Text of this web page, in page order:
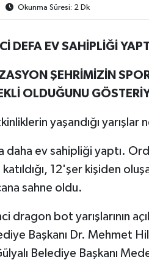
Okunma Süresi: 2 Dk
DEFA EV SAHİPLİĞİ YAPTI
ŞEHRİMİZİN
OLDUĞUNU
yaşandığı yarışlar
daha ev sahipliği yaptı.
12'şer kişiden
sahne oldu.
bot yarışlarının
Başkanı Dr. Mehmet
Belediye Başkanı